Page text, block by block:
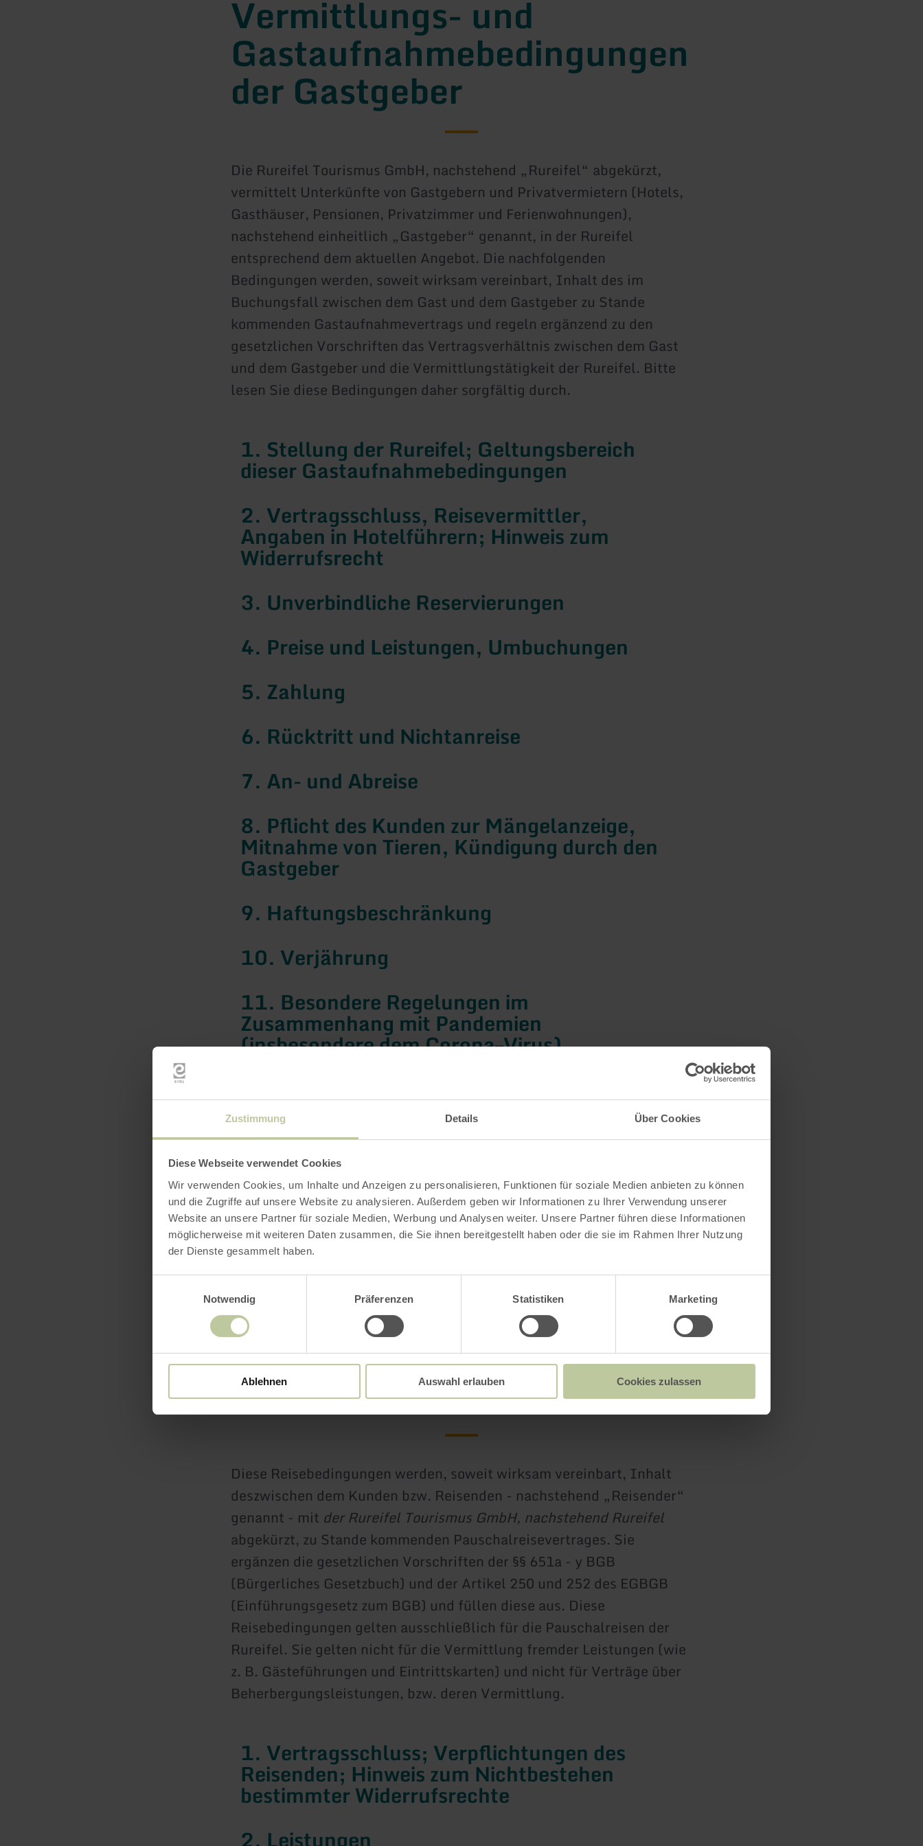
Zustimmung Details Über Cookies
Diese Webseite verwendet Cookies
Wir verwenden Cookies, um Inhalte und Anzeigen zu personalisieren, Funktionen für soziale Medien anbieten zu können
und die Zugriffe auf unsere Website zu analysieren. Außerdem geben wir Informationen zu Ihrer Verwendung unserer
Website an unsere Partner für soziale Medien, Werbung und Analysen weiter. Unsere Partner führen diese Informationen
möglicherweise mit weiteren Daten zusammen, die Sie ihnen bereitgestellt haben oder die sie im Rahmen Ihrer Nutzung
der Dienste gesammelt haben.
Notwendig
Präferenzen Statistiken Marketing
Ablehnen Auswahl erlauben Cookies zulassen
Vermittlungs- und
Gastaufnahmebedingungen
der Gastgeber
Die Rureifel Tourismus GmbH, nachstehend „Rureifel“ abgekürzt,
vermittelt Unterkünfte von Gastgebern und Privatvermietern (Hotels,
Gasthäuser, Pensionen, Privatzimmer und Ferienwohnungen),
nachstehend einheitlich „Gastgeber“ genannt, in der Rureifel
entsprechend dem aktuellen Angebot. Die nachfolgenden
Bedingungen werden, soweit wirksam vereinbart, Inhalt des im
Buchungsfall zwischen dem Gast und dem Gastgeber zu Stande
kommenden Gastaufnahmevertrags und regeln ergänzend zu den
gesetzlichen Vorschriften das Vertragsverhältnis zwischen dem Gast
und dem Gastgeber und die Vermittlungstätigkeit der Rureifel. Bitte
lesen Sie diese Bedingungen daher sorgfältig durch.
1. Stellung der Rureifel; Geltungsbereich
dieser Gastaufnahmebedingungen
2. Vertragsschluss, Reisevermittler,
Angaben in Hotelführern; Hinweis zum
Widerrufsrecht
3. Unverbindliche Reservierungen
4. Preise und Leistungen, Umbuchungen
5. Zahlung
6. Rücktritt und Nichtanreise
7. An- und Abreise
8. Pflicht des Kunden zur Mängelanzeige,
Mitnahme von Tieren, Kündigung durch den
Gastgeber
9. Haftungsbeschränkung
10. Verjährung
11. Besondere Regelungen im
Zusammenhang mit Pandemien
(insbesondere dem Corona–Virus)
Alternativen Streitbeilegung; Rechtswahl
und Gerichtsstand
© urheberrechtlich geschützt; TourLaw -
Noll | Hütten | Dukic Rechtsanwälte,
München | Stuttgart 2025
Reisebedingungen für
Pauschalangebote des
Rureifel Tourismus GmbH
Diese Reisebedingungen werden, soweit wirksam vereinbart, Inhalt
deszwischen dem Kunden bzw. Reisenden - nachstehend „Reisender“
genannt - mit der Rureifel Tourismus GmbH, nachstehend Rureifel
abgekürzt, zu Stande kommenden Pauschalreisevertrages. Sie
ergänzen die gesetzlichen Vorschriften der §§ 651a - y BGB
(Bürgerliches Gesetzbuch) und der Artikel 250 und 252 des EGBGB
(Einführungsgesetz zum BGB) und füllen diese aus. Diese
Reisebedingungen gelten ausschließlich für die Pauschalreisen der
Rureifel. Sie gelten nicht für die Vermittlung fremder Leistungen (wie
z. B. Gästeführungen und Eintrittskarten) und nicht für Verträge über
Beherbergungsleistungen, bzw. deren Vermittlung.
1. Vertragsschluss; Verpflichtungen des
Reisenden; Hinweis zum Nichtbestehen
bestimmter Widerrufsrechte
2. Leistungen